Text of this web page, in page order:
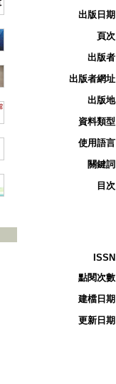
出版日期
頁次
出版者
出版者網址
出版地
資料類型
使用語言
關鍵詞
目次
ISSN
點閱次數
建檔日期
更新日期